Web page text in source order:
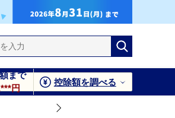
まで
円
控除額を調べる